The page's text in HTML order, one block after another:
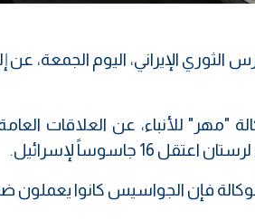
"مهر" للأنباء، عن العلاقات
16 جاسوساً لإسرائيل.
فإن الجواسيس كانوا يعملون ضد